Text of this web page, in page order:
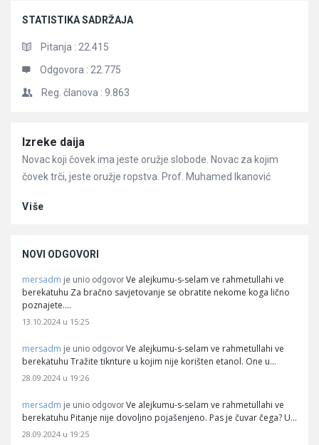
STATISTIKA SADRŽAJA
Pitanja : 22.415
Odgovora : 22.775
Reg. članova : 9.863
Članci
Izreke daija
Novac koji čovek ima jeste oružje slobode. Novac za kojim
čovek trči, jeste oružje ropstva. Prof. Muhamed Ikanović
Više
NOVI ODGOVORI
mersadm je unio odgovor Ve alejkumu-s-selam ve rahmetullahi ve
berekatuhu Za bračno savjetovanje se obratite nekome koga lično
poznajete.…
13.10.2024 u 15:25
mersadm je unio odgovor Ve alejkumu-s-selam ve rahmetullahi ve
berekatuhu Tražite tiknture u kojim nije korišten etanol. One u…
28.09.2024 u 19:26
mersadm je unio odgovor Ve alejkumu-s-selam ve rahmetullahi ve
berekatuhu Pitanje nije dovoljno pojašenjeno. Pas je čuvar čega? U…
28.09.2024 u 19:25